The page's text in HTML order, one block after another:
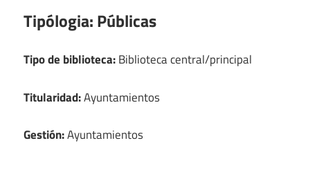
Tipólogia:Públicas
Tipo de biblioteca:Biblioteca central/principal
Titularidad:Ayuntamientos
Gestión:Ayuntamientos